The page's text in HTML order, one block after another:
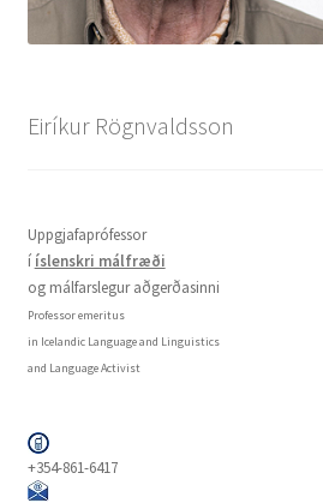
Eiríkur Rögnvaldsson
Uppgjafaprófessor
í íslenskri málfræði
og málfarslegur aðgerðasinni
Professor emeritus
in Icelandic Language and Linguistics
and Language Activist
+354-861-6417